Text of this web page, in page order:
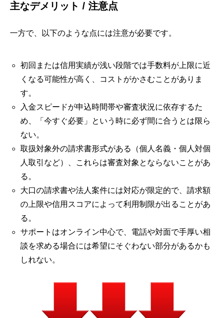
主なデメリット / 注意点
一方で、以下のような点には注意が必要です。
初回または信用実績が浅い段階では手数料が上限に近
くなる可能性が高く、コストがかさむことがありま
す。
入金スピードが申込時間帯や審査状況に依存するた
め、「今すぐ必要」という時に必ず間に合うとは限ら
ない。
取扱対象外の請求書形式がある（個人名義・個人対個
人取引など）、これらは審査対象とならないことがあ
る。
大口の請求書や法人案件には対応が限定的で、請求額
の上限や信用スコアによって利用制限が出ることがあ
る。
サポートはオンライン中心で、電話や対面で手厚い相
談を求める場合には希望にそぐわない部分があるかも
しれない。